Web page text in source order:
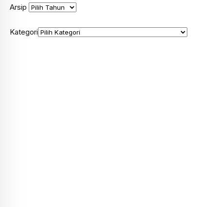
Arsip
Kategori